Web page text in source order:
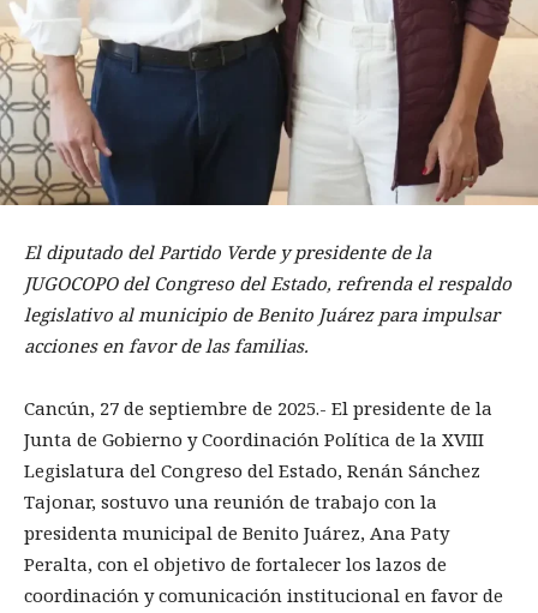
El diputado del Partido Verde y presidente de la
JUGOCOPO del Congreso del Estado, refrenda el respaldo
legislativo al municipio de Benito Juárez para impulsar
acciones en favor de las familias.
Cancún, 27 de septiembre de 2025.- El presidente de la
Junta de Gobierno y Coordinación Política de la XVIII
Legislatura del Congreso del Estado, Renán Sánchez
Tajonar, sostuvo una reunión de trabajo con la
presidenta municipal de Benito Juárez, Ana Paty
Peralta, con el objetivo de fortalecer los lazos de
coordinación y comunicación institucional en favor de